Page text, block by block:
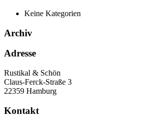
Keine Kategorien
Archiv
Adresse
Rustikal & Schön
Claus-Ferck-Straße 3
22359 Hamburg
Kontakt